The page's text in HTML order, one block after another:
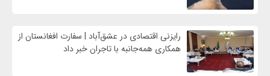
رایزنی اقتصادی در عشق‌آباد | سفارت افغانستان از
همکاری همه‌جانبه با تاجران خبر داد